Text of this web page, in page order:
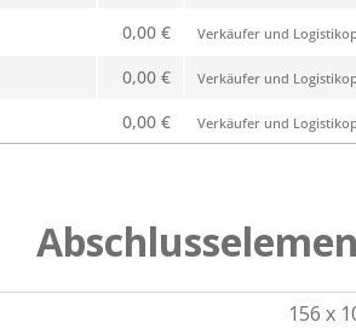
0,00 € Verkäufer und
0,00 € Verkäufer und
0,00 € Verkäufer und